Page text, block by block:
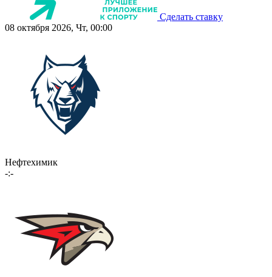
Сделать ставку
08 октября 2026, Чт, 00:00
Нефтехимик
-:-